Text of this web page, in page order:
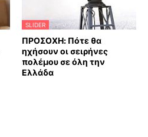
SLIDER
ΠΡΟΣΟΧΗ: Πότε θα
ηχήσουν οι σειρήνες
πολέμου σε όλη την
Ελλάδα